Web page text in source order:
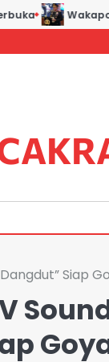
Wakapolri:
Siap